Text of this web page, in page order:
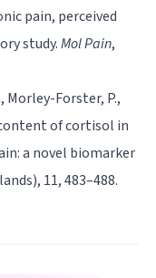
pain, perceived
study.Mol Pain,
Morley-Forster, P.,
content of cortisol in
a novel biomarker
11, 483–488.